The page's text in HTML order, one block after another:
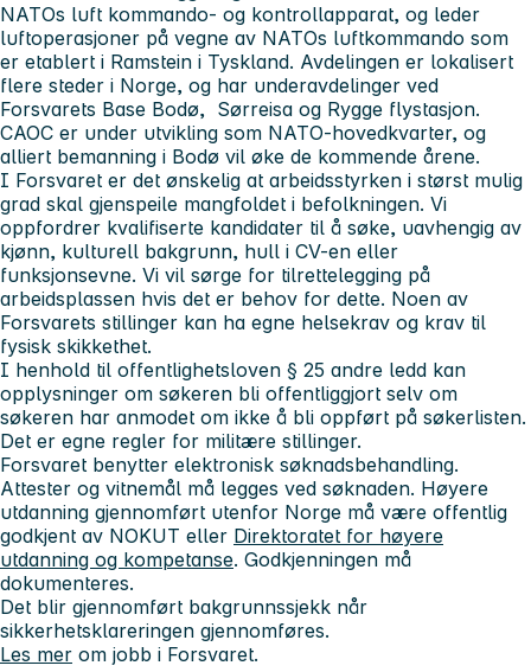
NATOs luft kommando- og kontrollapparat, og leder
luftoperasjoner på vegne av NATOs luftkommando som
er etablert i Ramstein i Tyskland. Avdelingen er lokalisert
flere steder i Norge, og har underavdelinger ved
Forsvarets Base Bodø, Sørreisa og Rygge flystasjon.
CAOC er under utvikling som NATO-hovedkvarter, og
alliert bemanning i Bodø vil øke de kommende årene.
I Forsvaret er det ønskelig at arbeidsstyrken i størst mulig
grad skal gjenspeile mangfoldet i befolkningen. Vi
oppfordrer kvalifiserte kandidater til å søke, uavhengig av
kjønn, kulturell bakgrunn, hull i CV-en eller
funksjonsevne. Vi vil sørge for tilrettelegging på
arbeidsplassen hvis det er behov for dette. Noen av
Forsvarets stillinger kan ha egne helsekrav og krav til
fysisk skikkethet.
I henhold til offentlighetsloven § 25 andre ledd kan
opplysninger om søkeren bli offentliggjort selv om
søkeren har anmodet om ikke å bli oppført på søkerlisten.
Det er egne regler for militære stillinger.
Forsvaret benytter elektronisk søknadsbehandling.
Attester og vitnemål må legges ved søknaden. Høyere
utdanning gjennomført utenfor Norge må være offentlig
godkjent av NOKUT eller Direktoratet for høyere
utdanning og kompetanse. Godkjenningen må
dokumenteres.
Det blir gjennomført bakgrunnssjekk når
sikkerhetsklareringen gjennomføres.
Les mer om jobb i Forsvaret.